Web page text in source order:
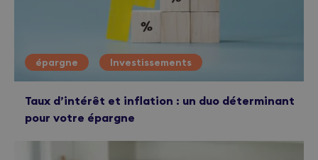
épargne Investissements
Taux d’intérêt et inflation : un duo déterminant
pour votre épargne